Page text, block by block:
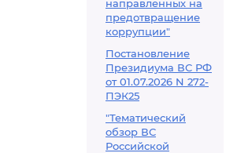
направленных на
предотвращение
коррупции"
Постановление
Президиума ВС РФ
от 01.07.2026 N 272-
ПЭК25
"Тематический
обзор ВС
Российской